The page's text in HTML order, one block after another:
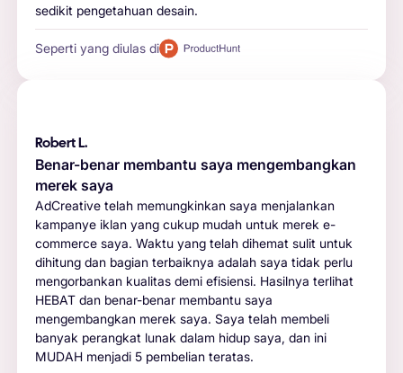
sedikit pengetahuan desain.
Seperti yang diulas di
Robert L.
Benar-benar membantu saya mengembangkan
merek saya
AdCreative telah memungkinkan saya menjalankan
kampanye iklan yang cukup mudah untuk merek e-
commerce saya. Waktu yang telah dihemat sulit untuk
dihitung dan bagian terbaiknya adalah saya tidak perlu
mengorbankan kualitas demi efisiensi. Hasilnya terlihat
HEBAT dan benar-benar membantu saya
mengembangkan merek saya. Saya telah membeli
banyak perangkat lunak dalam hidup saya, dan ini
MUDAH menjadi 5 pembelian teratas.